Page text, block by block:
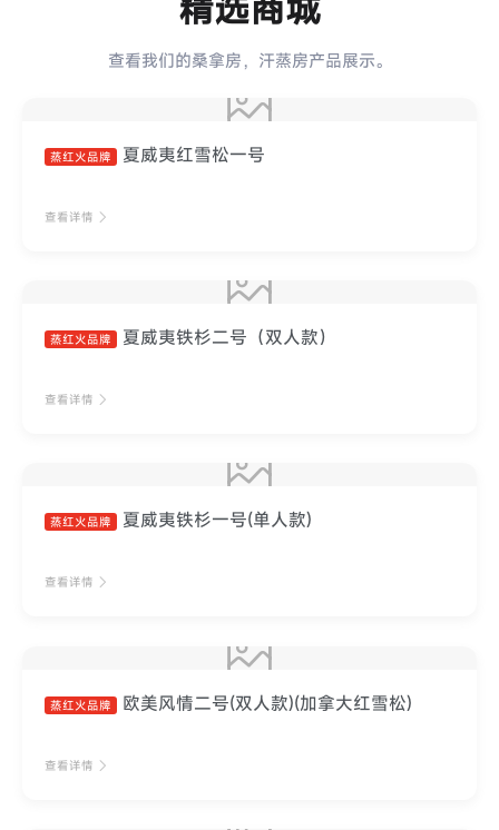
查看我们的桑拿房，汗蒸房产品展示。
蒸红火品牌 夏威夷红雪松一号
查看详情
蒸红火品牌 夏威夷铁杉二号（双人款）
查看详情
蒸红火品牌 夏威夷铁杉一号(单人款)
查看详情
蒸红火品牌 欧美风情二号(双人款)(加拿大红雪松)
查看详情